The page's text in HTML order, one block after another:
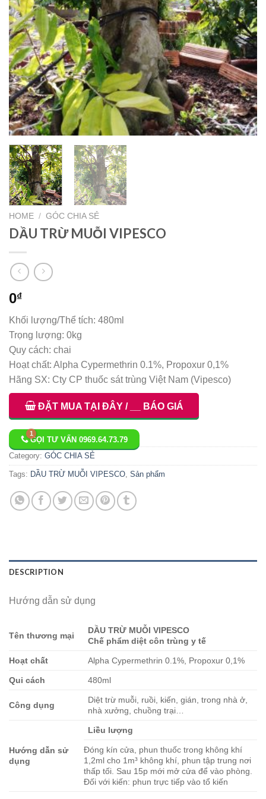
HOME / GÓC CHIA SẺ
DẦU TRỪ MUỖI VIPESCO
0₫
Khối lượng/Thể tích: 480ml
Trọng lượng: 0kg
Quy cách: chai
Hoạt chất: Alpha Cypermethrin 0.1%, Propoxur 0,1%
Hãng SX: Cty CP thuốc sát trùng Việt Nam (Vipesco)
ĐẶT MUA TẠI ĐÂY / __ BÁO GIÁ
GỌI TƯ VẤN 0969.64.73.79
Category: GÓC CHIA SẺ
Tags: DẦU TRỪ MUỖI VIPESCO, Sản phẩm
DESCRIPTION
Hướng dẫn sử dụng
Tên thương mại
DẦU TRỪ MUỖI VIPESCO
Chế phẩm diệt côn trùng y tế
Hoạt chất Alpha Cypermethrin 0.1%, Propoxur 0,1%
Qui cách 480ml
Công dụng
Diệt trừ muỗi, ruồi, kiến, gián, trong nhà ở,
nhà xưởng, chuồng trại…
Hướng dẫn sử
dụng
Liều lượng
Đóng kín cửa, phun thuốc trong không khí
1,2ml cho 1m³ không khí, phun tập trung nơi
thấp tối. Sau 15p mới mở cửa để vào phòng.
Đối với kiến: phun trực tiếp vào tổ kiến